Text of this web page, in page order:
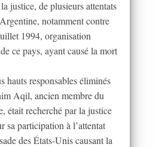
justice, de plusieurs attentats
notamment contre
1994, organisation
ce pays, ayant causé la mort
hauts responsables éliminés
Aqil, ancien membre du
était recherché par la justice
sa participation à l’attentat
des États-Unis causant la